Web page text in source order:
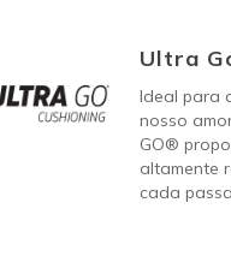
Ultra
Ideal para
nosso
GO®
altamente
cada